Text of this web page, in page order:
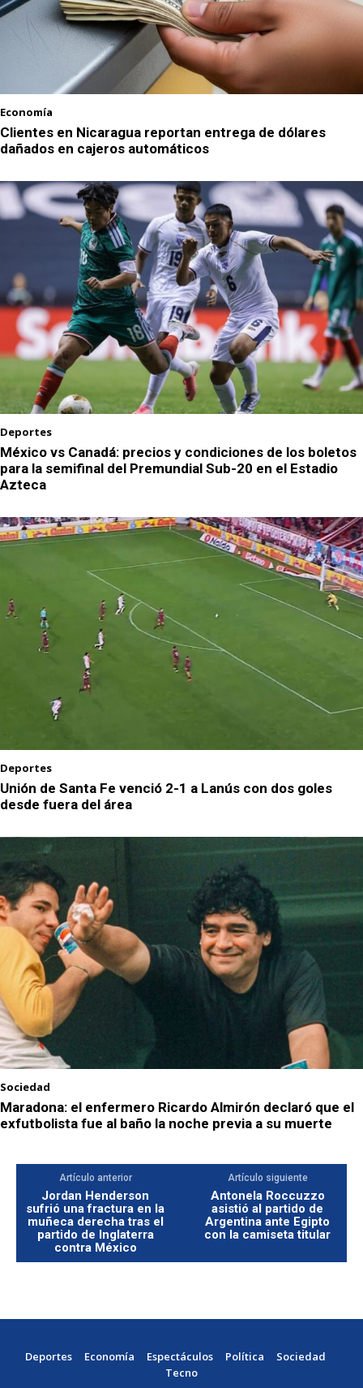
Economía
Clientes en Nicaragua reportan entrega de dólares
dañados en cajeros automáticos
Deportes
México vs Canadá: precios y condiciones de los boletos
para la semifinal del Premundial Sub-20 en el Estadio
Azteca
Deportes
Unión de Santa Fe venció 2-1 a Lanús con dos goles
desde fuera del área
Sociedad
Maradona: el enfermero Ricardo Almirón declaró que el
exfutbolista fue al baño la noche previa a su muerte
Artículo anterior
Jordan Henderson
sufrió una fractura en la
muñeca derecha tras el
partido de Inglaterra
contra México
Artículo siguiente
Antonela Roccuzzo
asistió al partido de
Argentina ante Egipto
con la camiseta titular
Deportes Economía Espectáculos Política
Sociedad
Tecno